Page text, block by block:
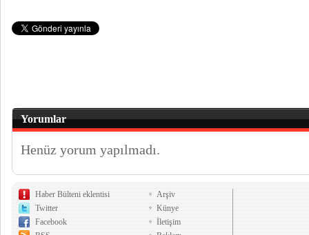
Yorumlar
Henüz yorum yapılmadı.
Haber Bülteni eklentisi
Twitter
Facebook
Arşiv
Künye
İletişim